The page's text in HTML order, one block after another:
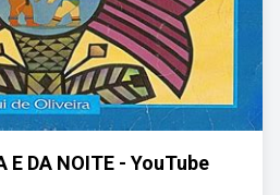
E DA NOITE - YouTube